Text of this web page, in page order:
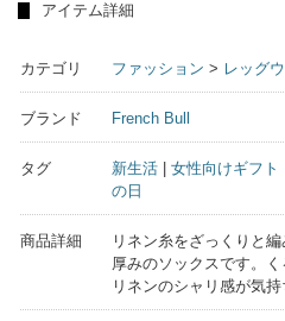
アイテム詳細
カテゴリ ファッション > レッグ
ブランド French Bull
タグ 新生活 女性向けギフト
の日
商品詳細
リネン糸をざっくりと
厚みのソックスです。く
リネンのシャリ感が気